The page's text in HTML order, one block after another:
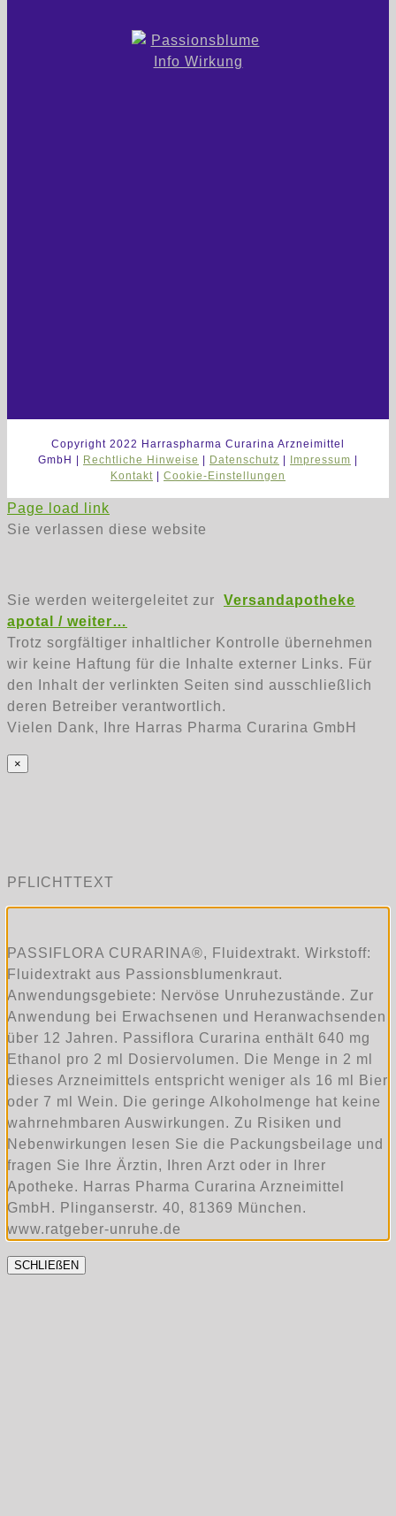
Copyright 2022 Harraspharma Curarina Arzneimittel
GmbH |
Rechtliche Hinweise Datenschutz Impressum
Kontakt
Cookie-Einstellungen
Page load link
Sie verlassen diese website
Sie werden weitergeleitet zur Versandapotheke
apotal / weiter…
Trotz sorgfältiger inhaltlicher Kontrolle übernehmen
wir keine Haftung für die Inhalte externer Links. Für
den Inhalt der verlinkten Seiten sind ausschließlich
deren Betreiber verantwortlich.
Vielen Dank, Ihre Harras Pharma Curarina GmbH
×
PFLICHTTEXT
PASSIFLORA CURARINA®, Fluidextrakt. Wirkstoff:
Fluidextrakt aus Passionsblumenkraut.
Anwendungsgebiete: Nervöse Unruhezustände. Zur
Anwendung bei Erwachsenen und Heranwachsenden
über 12 Jahren. Passiflora Curarina enthält 640 mg
Ethanol pro 2 ml Dosiervolumen. Die Menge in 2 ml
dieses Arzneimittels entspricht weniger als 16 ml Bier
oder 7 ml Wein. Die geringe Alkoholmenge hat keine
wahrnehmbaren Auswirkungen. Zu Risiken und
Nebenwirkungen lesen Sie die Packungsbeilage und
fragen Sie Ihre Ärztin, Ihren Arzt oder in Ihrer
Apotheke. Harras Pharma Curarina Arzneimittel
GmbH. Plinganserstr. 40, 81369 München.
www.ratgeber-unruhe.de
SCHLIEßEN